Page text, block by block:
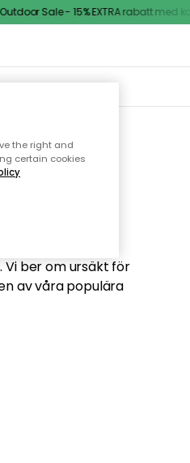
Sale - 15% EXTRA rabatt med kod
söker
ber om ursäkt för
av våra populära
the right and
certain cookies